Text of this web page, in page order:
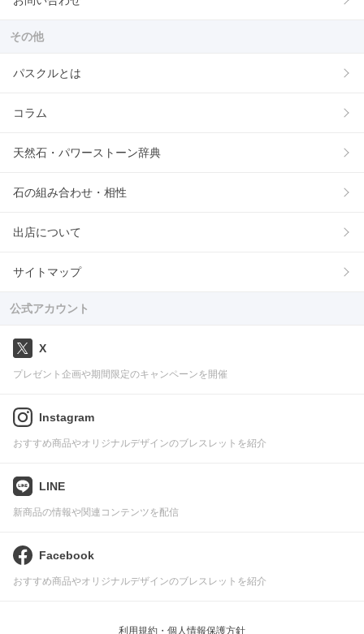
その他
パスクルとは
コラム
天然石・パワーストーン辞典
石の組み合わせ・相性
出店について
サイトマップ
公式アカウント
X
プレゼント企画や期間限定のキャンペーンを開催
Instagram
おすすめ商品やオリジナルデザインのブレスレットを紹介
LINE
新商品の情報や関連コンテンツを配信
Facebook
おすすめ商品やオリジナルデザインのブレスレットを紹介
利用規約・個人情報保護方針